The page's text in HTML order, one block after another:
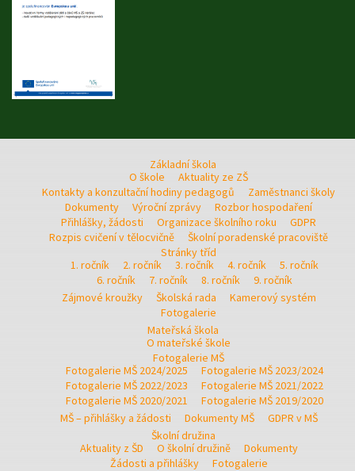
Základní škola
O škole
Aktuality ze ZŠ
Kontakty a konzultační hodiny pedagogů
Zaměstnanci školy
Dokumenty
Výroční zprávy
Rozbor hospodaření
Přihlášky, žádosti
Organizace školního roku
GDPR
Rozpis cvičení v tělocvičně
Školní poradenské pracoviště
Stránky tříd
1. ročník
2. ročník 3. ročník 4. ročník
5. ročník
6. ročník
7. ročník 8. ročník
9. ročník
Zájmové kroužky
Školská rada
Kamerový systém
Fotogalerie
Mateřská škola
O mateřské škole
Fotogalerie MŠ
Fotogalerie MŠ 2024/2025
Fotogalerie MŠ 2023/2024
Fotogalerie MŠ 2022/2023
Fotogalerie MŠ 2021/2022
Fotogalerie MŠ 2020/2021
Fotogalerie MŠ 2019/2020
MŠ – přihlášky a žádosti
Dokumenty MŠ
GDPR v MŠ
Školní družina
Aktuality z ŠD
O školní družině
Dokumenty
Žádosti a přihlášky
Fotogalerie